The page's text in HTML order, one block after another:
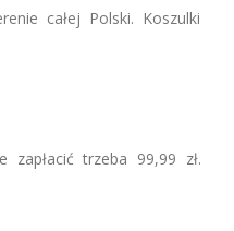
całej Polski. Koszulki
trzeba 99,99 zł.